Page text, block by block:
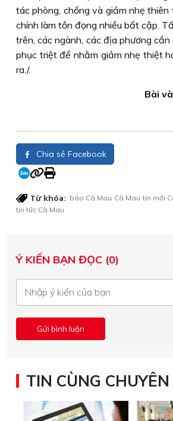
tác phòng, chống và giảm nhẹ thiên
chính làm tồn đọng nhiều bất cập.
trên, các ngành, các địa phương
phục triệt để nhằm giảm nhẹ thiệt
ra./.
Bài
Chia sẻ Facebook
Từ khóa: báo Cà Mau Cà Mau tin mới
tin tức Cà Mau
Ý KIẾN BẠN ĐỌC (0)
TIN CÙNG CHUYÊN